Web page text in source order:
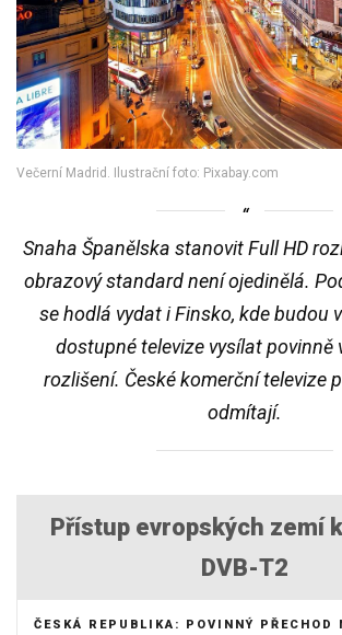
Večerní Madrid. Ilustrační foto: Pixabay.com
Snaha Španělska stanovit Full HD
obrazový standard není ojedinělá.
se hodlá vydat i Finsko, kde budou
dostupné televize vysílat povinně
rozlišení. České komerční televize
odmítají.
Přístup evropských zemí
DVB-T2
ČESKÁ REPUBLIKA: POVINNÝ PŘECHOD